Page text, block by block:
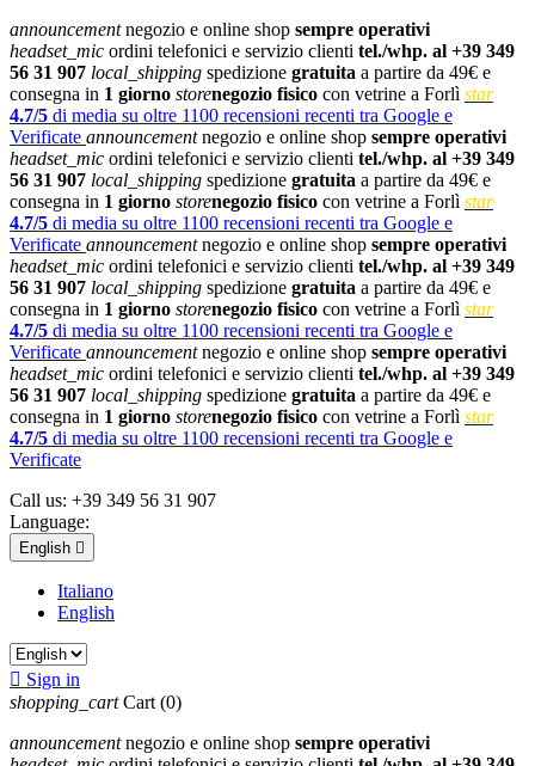
announcementnegozio e online shop sempre operativi
headset_mic ordini telefonici e servizio clienti tel./whp. al +39 349
56 31 907 local_shipping spedizione gratuita a partire da 49€ e
consegna in 1 giorno storenegozio fisico con vetrine a Forlì star
4.7/5 di media su oltre 1100 recensioni recenti tra Google e
Verificate announcementnegozio e online shop sempre operativi
headset_mic ordini telefonici e servizio clienti tel./whp. al +39 349
56 31 907 local_shipping spedizione gratuita a partire da 49€ e
consegna in 1 giorno storenegozio fisico con vetrine a Forlì star
4.7/5 di media su oltre 1100 recensioni recenti tra Google e
Verificate announcementnegozio e online shop sempre operativi
headset_mic ordini telefonici e servizio clienti tel./whp. al +39 349
56 31 907 local_shipping spedizione gratuita a partire da 49€ e
consegna in 1 giorno storenegozio fisico con vetrine a Forlì star
4.7/5 di media su oltre 1100 recensioni recenti tra Google e
Verificate announcementnegozio e online shop sempre operativi
headset_mic ordini telefonici e servizio clienti tel./whp. al +39 349
56 31 907 local_shipping spedizione gratuita a partire da 49€ e
consegna in 1 giorno storenegozio fisico con vetrine a Forlì star
4.7/5 di media su oltre 1100 recensioni recenti tra Google e
Verificate
Call us: +39 349 56 31 907
Language:
English 
Italiano
English
 Sign in
shopping_cart Cart (0)
announcementnegozio e online shop sempre operativi